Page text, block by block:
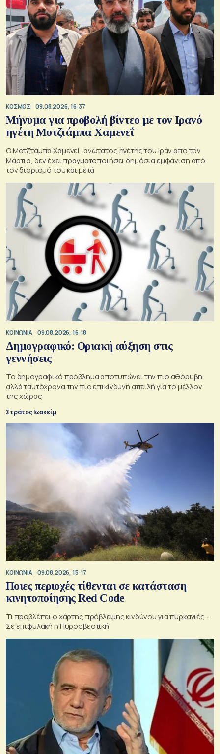
ΚΟΣΜΟΣ 09.08.2026, 16:37
Μήνυμα για προβολή βίντεο με τον Ιρανό
ηγέτη Μοτζτάμπα Χαμενεΐ
Ο Μοτζτάμπα Χαμενεί, ανώτατος ηγέτης του Ιράν απο τον
Μάρτιο, δεν έχει πραγματοποιήσει δημόσια εμφάνιση από
τον διορισμό του και μετά
ΚΟΙΝΩΝΙΑ 09.08.2026, 16:18
Δημογραφικό: Οριακή αύξηση στις
γεννήσεις
Το δημογραφικό πρόβλημα αποτυπώνει την πιο αθόρυβη,
αλλά ταυτόχρονα την πιο επικίνδυνη απειλή για το μέλλον
της χώρας
Στράτος Ιωακείμ
ΚΟΙΝΩΝΙΑ 09.08.2026, 15:17
Ποιες περιοχές τίθενται σε κατάσταση
κινητοποίησης Red Code
Τι προβλέπει ο χάρτης πρόβλεψης κινδύνου για πυρκαγιές -
Σε επιφυλακή η Πυροσβεστική